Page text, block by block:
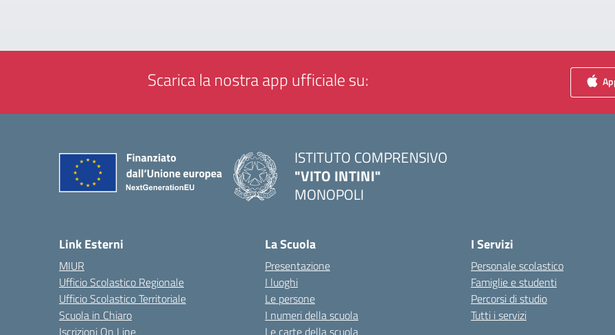
Scarica la nostra app ufficiale su:
ISTITUTO COMPRENSIVO
"VITO INTINI"
MONOPOLI
Link Esterni
MIUR
Ufficio Scolastico Regionale
Ufficio Scolastico Territoriale
Scuola in Chiaro
Iscrizioni On Line
La Scuola
Presentazione
I luoghi
Le persone
I numeri della scuola
Le carte della scuola
I Servizi
Personale scolastico
Famiglie e studenti
Percorsi di studio
Tutti i servizi